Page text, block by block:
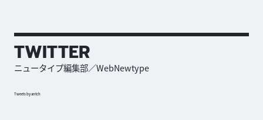
TWITTER
ニュータイプ編集部／WebNewtype
Tweets by antch